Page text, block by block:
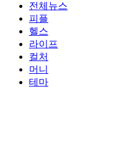
전체뉴스
피플
헬스
라이프
컬처
머니
테마